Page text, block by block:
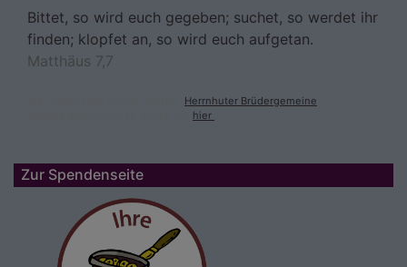
Bittet, so wird euch gegeben; suchet, so werdet ihr
finden; klopfet an, so wird euch aufgetan.
Matthäus 7,7
Herrnhuter Brüdergemeine
hier
Zur Spendenseite